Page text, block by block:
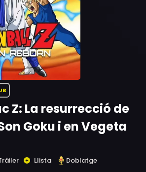
Z: La resurrecció de
Goku i en Vegeta
Llista Doblatge